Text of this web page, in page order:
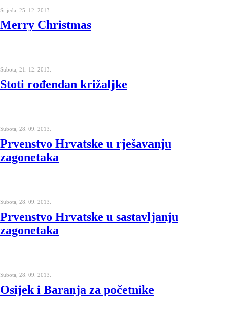
Srijeda, 25. 12. 2013.
Merry Christmas
Subota, 21. 12. 2013.
Stoti rođendan križaljke
Subota, 28. 09. 2013.
Prvenstvo Hrvatske u rješavanju
zagonetaka
Subota, 28. 09. 2013.
Prvenstvo Hrvatske u sastavljanju
zagonetaka
Subota, 28. 09. 2013.
Osijek i Baranja za početnike